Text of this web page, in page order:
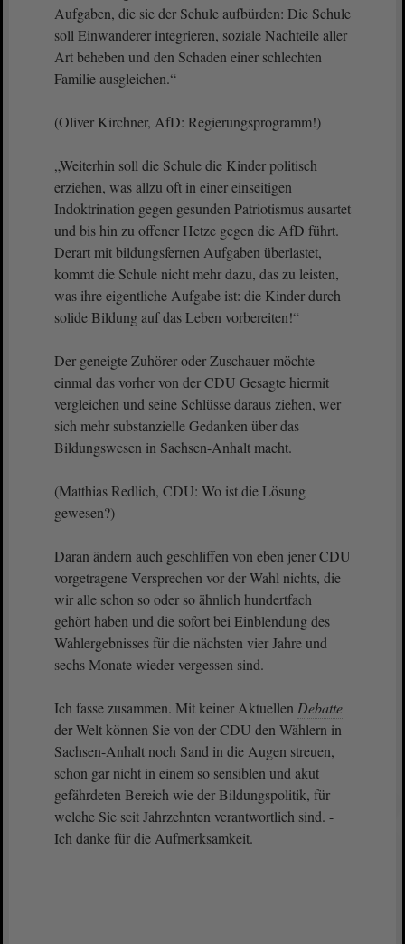
Aufgaben, die sie der Schule aufbürden: Die Schule
soll Einwanderer integrieren, soziale Nachteile aller
Art beheben und den Schaden einer schlechten
Familie ausgleichen.“
(Oliver Kirchner, AfD: Regierungsprogramm!)
„Weiterhin soll die Schule die Kinder politisch
erziehen, was allzu oft in einer einseitigen
Indoktrination gegen gesunden Patriotismus ausartet
und bis hin zu offener Hetze gegen die AfD führt.
Derart mit bildungsfernen Aufgaben überlastet,
kommt die Schule nicht mehr dazu, das zu leisten,
was ihre eigentliche Aufgabe ist: die Kinder durch
solide Bildung auf das Leben vorbereiten!“
Der geneigte Zuhörer oder Zuschauer möchte
einmal das vorher von der CDU Gesagte hiermit
vergleichen und seine Schlüsse daraus ziehen, wer
sich mehr substanzielle Gedanken über das
Bildungswesen in Sachsen-Anhalt macht.
(Matthias Redlich, CDU: Wo ist die Lösung
gewesen?)
Daran ändern auch geschliffen von eben jener CDU
vorgetragene Versprechen vor der Wahl nichts, die
wir alle schon so oder so ähnlich hundertfach
gehört haben und die sofort bei Einblendung des
Wahlergebnisses für die nächsten vier Jahre und
sechs Monate wieder vergessen sind.
Ich fasse zusammen. Mit keiner Aktuellen Debatte
der Welt können Sie von der CDU den Wählern in
Sachsen-Anhalt noch Sand in die Augen streuen,
schon gar nicht in einem so sensiblen und akut
gefährdeten Bereich wie der Bildungspolitik, für
welche Sie seit Jahrzehnten verantwortlich sind. -
Ich danke für die Aufmerksamkeit.